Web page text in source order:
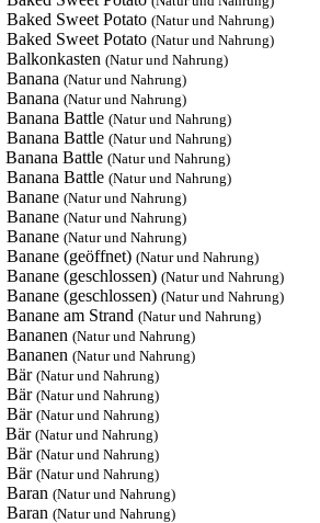
Baked Sweet Potato (Natur und Nahrung)
Baked Sweet Potato (Natur und Nahrung)
Balkonkasten (Natur und Nahrung)
Banana (Natur und Nahrung)
Banana (Natur und Nahrung)
Banana Battle (Natur und Nahrung)
Banana Battle (Natur und Nahrung)
Banana Battle (Natur und Nahrung)
Banana Battle (Natur und Nahrung)
Banane (Natur und Nahrung)
Banane (Natur und Nahrung)
Banane (Natur und Nahrung)
Banane (geöffnet) (Natur und Nahrung)
Banane (geschlossen) (Natur und Nahrung)
Banane (geschlossen) (Natur und Nahrung)
Banane am Strand (Natur und Nahrung)
Bananen (Natur und Nahrung)
Bananen (Natur und Nahrung)
Bär (Natur und Nahrung)
Bär (Natur und Nahrung)
Bär (Natur und Nahrung)
Bär (Natur und Nahrung)
Bär (Natur und Nahrung)
Bär (Natur und Nahrung)
Baran (Natur und Nahrung)
Baran (Natur und Nahrung)